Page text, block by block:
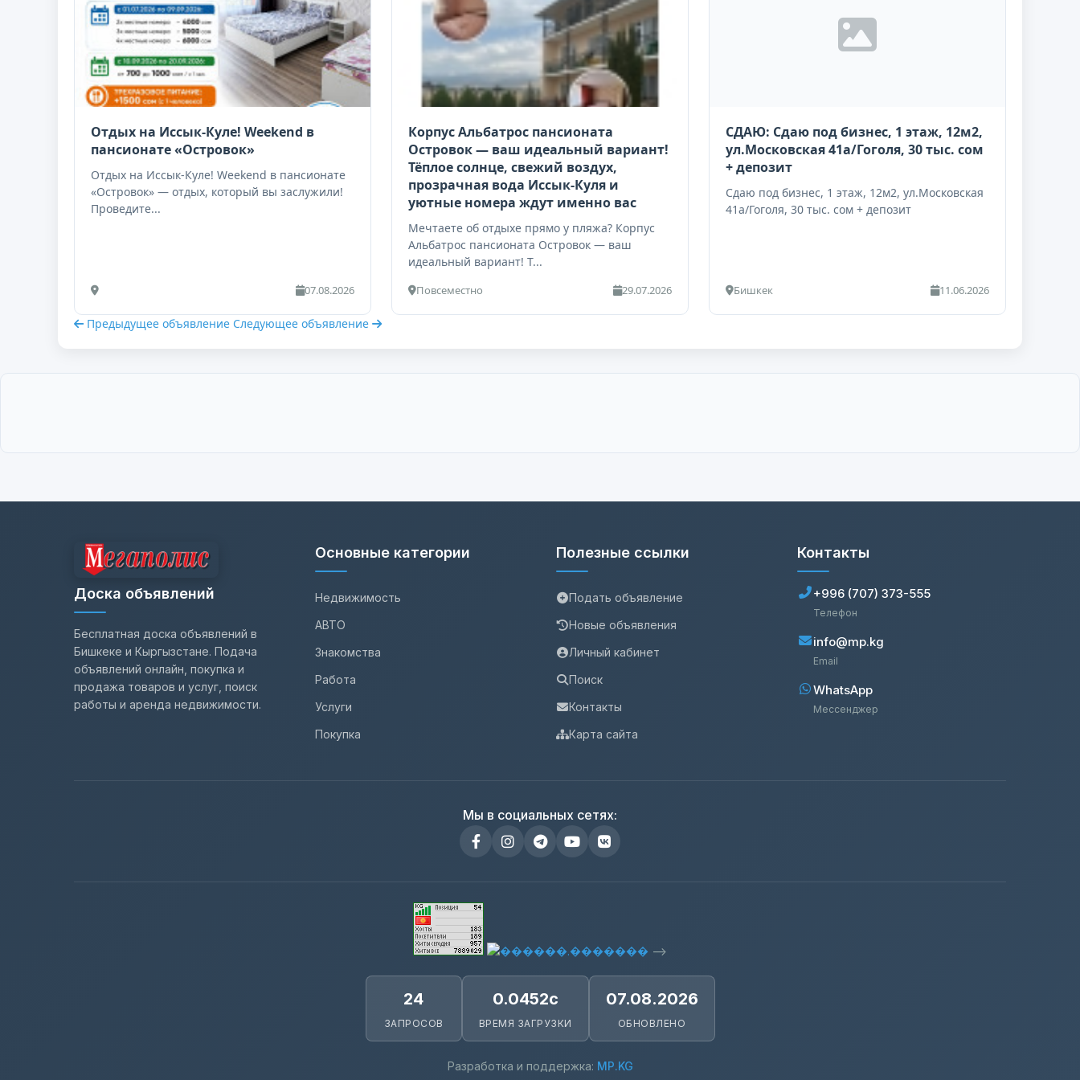
Отдых на Иссык-Куле! Weekend в
пансионате «Островок»
Отдых на Иссык-Куле! Weekend в пансионате
«Островок» — отдых, который вы заслужили!
Проведите...
07.08.2026
Корпус Альбатрос пансионата
Островок — ваш идеальный вариант!
Тёплое солнце, свежий воздух,
прозрачная вода Иссык-Куля и
уютные номера ждут именно вас
Мечтаете об отдыхе прямо у пляжа? Корпус
Альбатрос пансионата Островок — ваш
идеальный вариант! Т...
Повсеместно 29.07.2026
СДАЮ: Сдаю под бизнес, 1 этаж, 12м2,
ул.Московская 41а/Гоголя, 30 тыс. сом
+ депозит
Сдаю под бизнес, 1 этаж, 12м2, ул.Московская
41а/Гоголя, 30 тыс. сом + депозит
Бишкек 11.06.2026
Предыдущее объявление Следующее объявление
Доска объявлений
Бесплатная доска объявлений в
Бишкеке и Кыргызстане. Подача
объявлений онлайн, покупка и
продажа товаров и услуг, поиск
работы и аренда недвижимости.
Основные категории
Недвижимость
АВТО
Знакомства
Работа
Услуги
Покупка
Полезные ссылки
Подать объявление
Новые объявления
Личный кабинет
Поиск
Контакты
Карта сайта
Контакты
+996 (707) 373-555
Телефон
info@mp.kg
Email
WhatsApp
Мессенджер
Мы в социальных сетях:
-->
24
ЗАПРОСОВ
0.0452с
ВРЕМЯ ЗАГРУЗКИ
07.08.2026
ОБНОВЛЕНО
Разработка и поддержка: MP.KG